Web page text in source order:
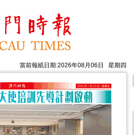
當前報紙日期:2026年08月06日 星期四